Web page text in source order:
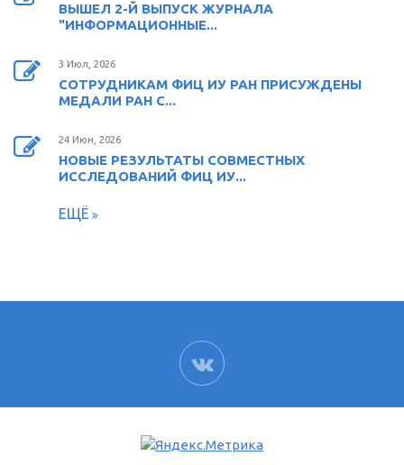
ВЫШЕЛ 2-Й ВЫПУСК ЖУРНАЛА
"ИНФОРМАЦИОННЫЕ...
3 Июл, 2026
СОТРУДНИКАМ ФИЦ ИУ РАН ПРИСУЖДЕНЫ
МЕДАЛИ РАН С...
24 Июн, 2026
НОВЫЕ РЕЗУЛЬТАТЫ СОВМЕСТНЫХ
ИССЛЕДОВАНИЙ ФИЦ ИУ...
ЕЩЁ
ВК